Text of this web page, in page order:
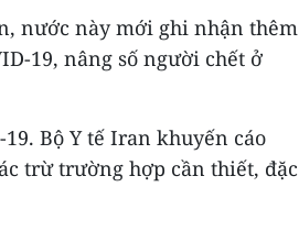
nước này mới ghi nhận thêm
19, nâng số người chết ở
Bộ Y tế Iran khuyến cáo
trừ trường hợp cần thiết, đặc